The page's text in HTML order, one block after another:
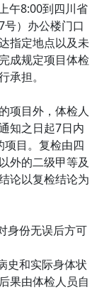
午8:00到四川省
）办公楼门口
指定地点以及未
成规定项目体检
承担。
项目外，体检人
知之日起7日内
项目。复检由四
外的二级甲等及
论以复检结论为
身份无误后方可
史和实际身体状
果由体检人员自